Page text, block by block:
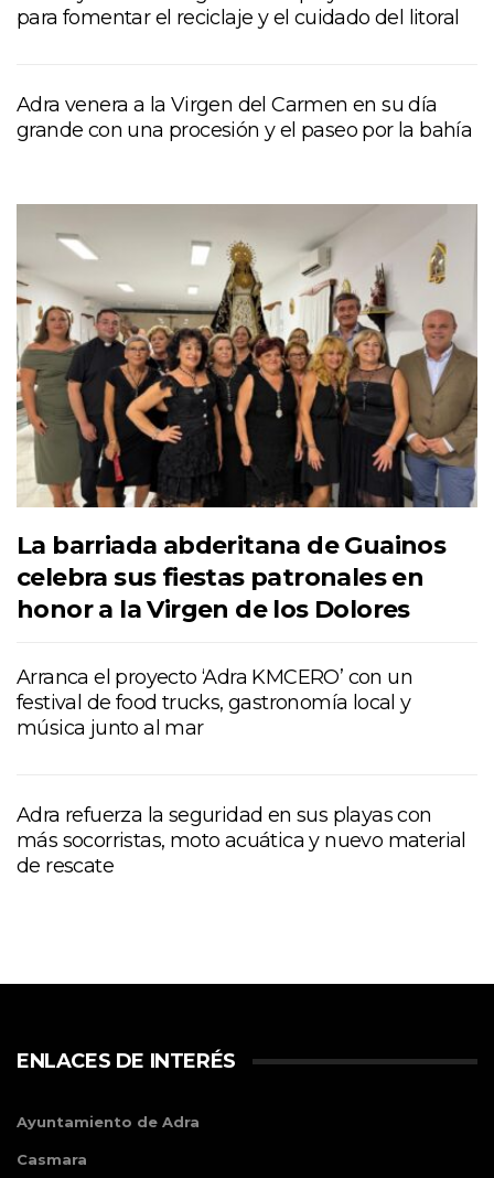
para fomentar el reciclaje y el cuidado del litoral
Adra venera a la Virgen del Carmen en su día
grande con una procesión y el paseo por la bahía
La barriada abderitana de Guainos
celebra sus fiestas patronales en
honor a la Virgen de los Dolores
Arranca el proyecto ‘Adra KMCERO’ con un
festival de food trucks, gastronomía local y
música junto al mar
Adra refuerza la seguridad en sus playas con
más socorristas, moto acuática y nuevo material
de rescate
ENLACES DE INTERÉS
Ayuntamiento de Adra
Casmara